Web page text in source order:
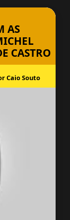
AS
CASTRO
Caio Souto